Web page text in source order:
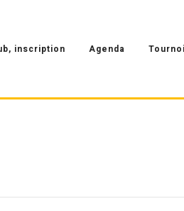
inscription Agenda